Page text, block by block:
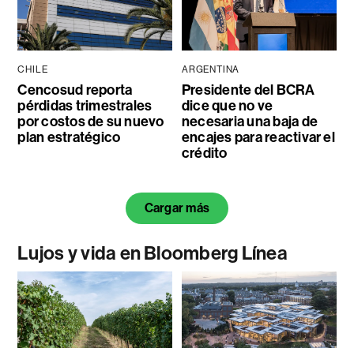
CHILE
Cencosud reporta
pérdidas trimestrales
por costos de su nuevo
plan estratégico
ARGENTINA
Presidente del BCRA
dice que no ve
necesaria una baja de
encajes para reactivar el
crédito
Cargar más
Lujos y vida en Bloomberg Línea